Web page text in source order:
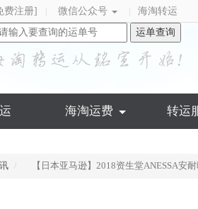
费注册] 微信公众号 海淘转运
运单查询
海淘运费 转运
【日本亚马逊】2018资生堂ANESSA安